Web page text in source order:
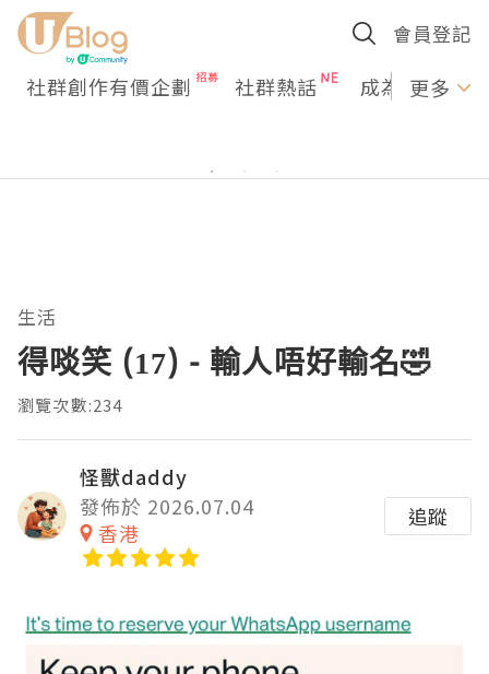
會員登記
社群創作有價企劃 社群熱話 成為U更多
生活
得啖笑 (17) - 輸人唔好輸名🤣
瀏覽次數:234
怪獸daddy
發佈於 2026.07.04
香港
追蹤